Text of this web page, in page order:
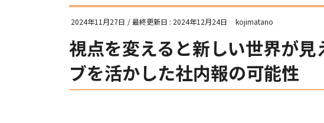
2024年11月27日 / 最終更新日 : 2024年12月24日 kojimatano
視点を変えると新しい世界が見
ブを活かした社内報の可能性